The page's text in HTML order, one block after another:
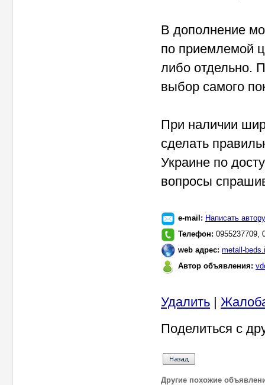
В дополнение
по приемлемой
либо отдельно.
выбор самого
При наличии
сделать
Украине по
вопросы
e-mail: Написать автору
Телефон: 0955237709,
web адрес: metall-
Автор объявления:
Удалить |
Поделиться с
Другие похожие